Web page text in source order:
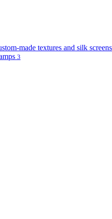
made textures and silk screens
3